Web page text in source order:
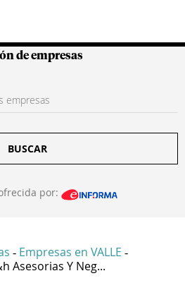
Colombianas
de empresas
BUSCAR
por:
- Empresas en VALLE -
Asesorias Y Neg...